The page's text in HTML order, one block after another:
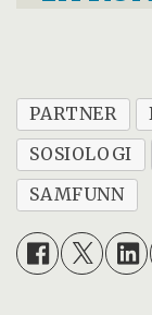
PARTNER
SOSIOLOGI
SAMFUNN